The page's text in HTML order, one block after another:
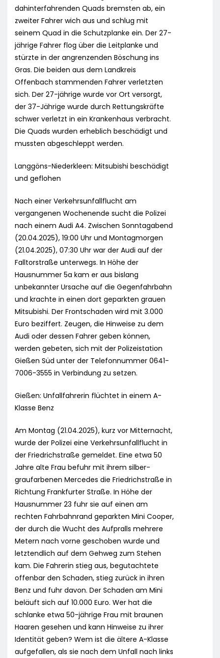
dahinterfahrenden Quads bremsten ab, ein
zweiter Fahrer wich aus und schlug mit
seinem Quad in die Schutzplanke ein. Der 27-
jährige Fahrer flog über die Leitplanke und
stürzte in der angrenzenden Böschung ins
Gras. Die beiden aus dem Landkreis
Offenbach stammenden Fahrer verletzten
sich. Der 27-jährige wurde vor Ort versorgt,
der 37-Jährige wurde durch Rettungskräfte
schwer verletzt in ein Krankenhaus verbracht.
Die Quads wurden erheblich beschädigt und
mussten abgeschleppt werden.
Langgöns-Niederkleen: Mitsubishi beschädigt
und geflohen
Nach einer Verkehrsunfallflucht am
vergangenen Wochenende sucht die Polizei
nach einem Audi A4. Zwischen Sonntagabend
(20.04.2025), 19:00 Uhr und Montagmorgen
(21.04.2025), 07:30 Uhr war der Audi auf der
Falltorstraße unterwegs. In Höhe der
Hausnummer 5a kam er aus bislang
unbekannter Ursache auf die Gegenfahrbahn
und krachte in einen dort geparkten grauen
Mitsubishi. Der Frontschaden wird mit 3.000
Euro beziffert. Zeugen, die Hinweise zu dem
Audi oder dessen Fahrer geben können,
werden gebeten, sich mit der Polizeistation
Gießen Süd unter der Telefonnummer 0641-
7006-3555 in Verbindung zu setzen.
Gießen: Unfallfahrerin flüchtet in einem A-
Klasse Benz
Am Montag (21.04.2025), kurz vor Mitternacht,
wurde der Polizei eine Verkehrsunfallflucht in
der Friedrichstraße gemeldet. Eine etwa 50
Jahre alte Frau befuhr mit ihrem silber-
graufarbenen Mercedes die Friedrichstraße in
Richtung Frankfurter Straße. In Höhe der
Hausnummer 23 fuhr sie auf einen am
rechten Fahrbahnrand geparkten Mini Cooper,
der durch die Wucht des Aufpralls mehrere
Metern nach vorne geschoben wurde und
letztendlich auf dem Gehweg zum Stehen
kam. Die Fahrerin stieg aus, begutachtete
offenbar den Schaden, stieg zurück in ihren
Benz und fuhr davon. Der Schaden am Mini
beläuft sich auf 10.000 Euro. Wer hat die
schlanke etwa 50-jährige Frau mit braunen
Haaren gesehen und kann Hinweise zu ihrer
Identität geben? Wem ist die ältere A-Klasse
aufgefallen, als sie nach dem Unfall nach links